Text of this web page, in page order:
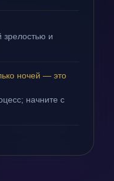
и
ночей — это
начните с